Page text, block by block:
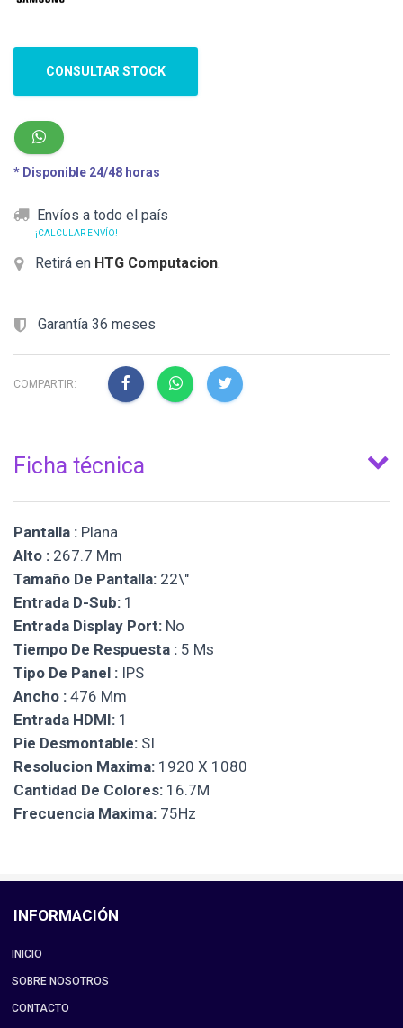
CONSULTAR STOCK
* Disponible 24/48 horas
Envíos a todo el país
¡CALCULAR ENVÍO!
Retirá en HTG Computacion.
Garantía 36 meses
COMPARTIR:
Ficha técnica
Pantalla : Plana
Alto : 267.7 Mm
Tamaño De Pantalla: 22\"
Entrada D-Sub: 1
Entrada Display Port: No
Tiempo De Respuesta : 5 Ms
Tipo De Panel : IPS
Ancho : 476 Mm
Entrada HDMI: 1
Pie Desmontable: SI
Resolucion Maxima: 1920 X 1080
Cantidad De Colores: 16.7M
Frecuencia Maxima: 75Hz
INFORMACIÓN
INICIO
SOBRE NOSOTROS
CONTACTO